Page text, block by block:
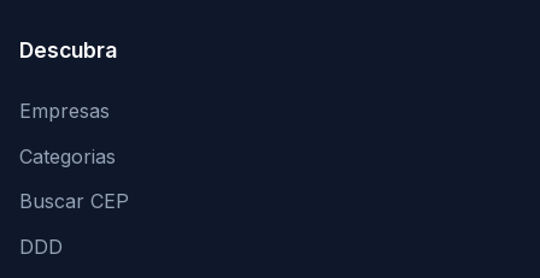
Descubra
Empresas
Categorias
Buscar CEP
DDD